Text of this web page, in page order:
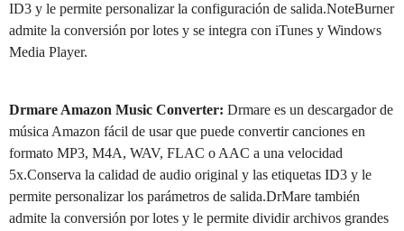
ID3 y le permite personalizar la configuración de salida.NoteBurner
admite la conversión por lotes y se integra con iTunes y Windows
Media Player.
Drmare Amazon Music Converter: Drmare es un descargador de
música Amazon fácil de usar que puede convertir canciones en
formato MP3, M4A, WAV, FLAC o AAC a una velocidad
5x.Conserva la calidad de audio original y las etiquetas ID3 y le
permite personalizar los parámetros de salida.DrMare también
admite la conversión por lotes y le permite dividir archivos grandes